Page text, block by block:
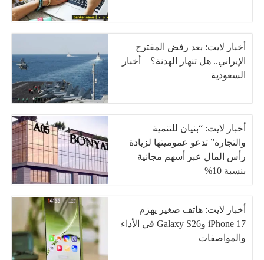
أخبار لايت: بعد رفض المقترح
الإيراني.. هل تنهار الهدنة؟ – أخبار
السعودية
أخبار لايت: “بنيان للتنمية
والتجارة” تدعو عموميتها لزيادة
رأس المال عبر أسهم مجانية
بنسبة 10%
أخبار لايت: هاتف صغير يهزم
iPhone 17 وGalaxy S26 في الأداء
والمواصفات